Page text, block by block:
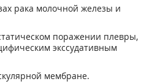
рака молочной железы и
поражении плевры,
экссудативным
мембране.